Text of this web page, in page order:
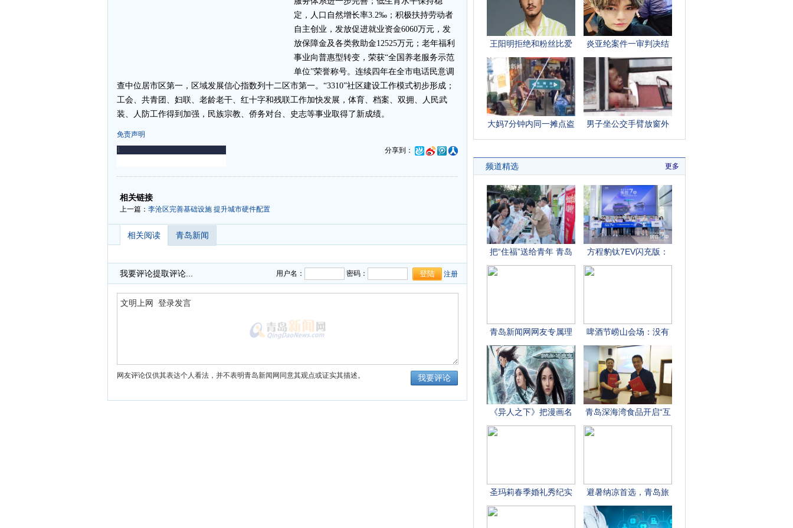
定，人口自然增长率3.2‰；积极扶持劳动者
自主创业，发放促进就业资金6060万元，发
放保障金及各类救助金12525万元；老年福利
事业向普惠型转变，荣获“全国养老服务示范
单位”荣誉称号。连续四年在全市电话民意调
查中位居市区第一，区域发展信心指数列十二区市第一。“3310”社区建设工作模式初步形成；
工会、共青团、妇联、老龄老干、红十字和残联工作加快发展，体育、档案、双拥、人民武
装、人防工作得到加强，民族宗教、侨务对台、史志等事业取得了新成绩。
免责声明
分享到：
-
相关链接
上一篇： 李沧区完善基础设施 提升城市硬件配置
相关阅读 青岛新闻
我要评论提取评论... 用户名： 密码： 注册
网友评论仅供其表达个人看法，并不表明青岛新闻网同意其观点或证实其描述。